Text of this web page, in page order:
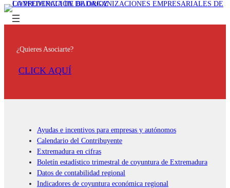
¿Quieres Asociarte?
CLICK AQUÍ
Ayudas e incentivos para empresas y autónomos
Calendario del Contribuyente
Extremadura en cifras
Boletín estadístico trimestral de coyuntura de Extremadura
Datos de contabilidad regional
Indicadores de coyuntura económica regional